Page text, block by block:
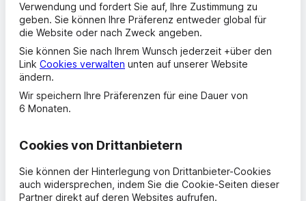
Verwendung und fordert Sie auf, Ihre Zustimmung zu
geben. Sie können Ihre Präferenz entweder global für
die Website oder nach Zweck angeben.
Sie können Sie nach Ihrem Wunsch jederzeit +über den
Link Cookies verwalten unten auf unserer Website
ändern.
Wir speichern Ihre Präferenzen für eine Dauer von
6 Monaten.
Cookiesvon Drittanbietern
Sie können der Hinterlegung von Drittanbieter-Cookies
auch widersprechen, indem Sie die Cookie-Seiten dieser
Partner direkt auf deren Websites aufrufen.